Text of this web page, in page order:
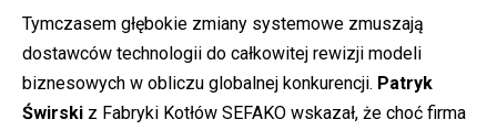
Tymczasem głębokie zmiany systemowe zmuszają
dostawców technologii do całkowitej rewizji modeli
biznesowych w obliczu globalnej konkurencji. Patryk
Świrski z Fabryki Kotłów SEFAKO wskazał, że choć firma